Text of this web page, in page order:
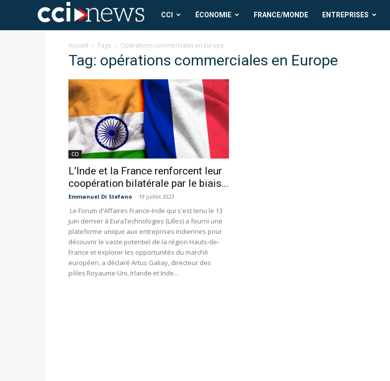
CCI
News
CCI ÉCONOMIE FRANCE/MONDE ENTREPRISES
Accueil Tags Opérations commerciales en Europe
Tag: opérations commerciales en Europe
CCI
L’Inde et la France renforcent leur
coopération bilatérale par le biais...
Emmanuel Di Stefano - 19 juillet 2023
Le Forum d'Affaires France-Inde qui s'est tenu le 13
juin dernier à EuraTechnologies (Lilles) a fourni une
plateforme unique aux entreprises indiennes pour
découvrir le vaste potentiel de la région Hauts-de-
France et explorer les opportunités du marché
européen, a déclaré Artus Galiay, directeur des
pôles Royaume-Uni, Irlande et Inde...